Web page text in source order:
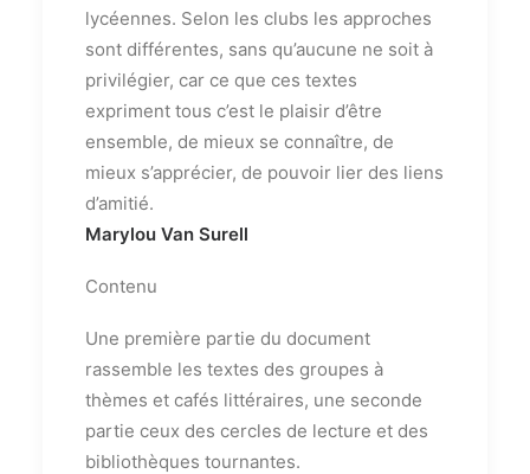
lycéennes. Selon les clubs les approches
sont différentes, sans qu’aucune ne soit à
privilégier, car ce que ces textes
expriment tous c’est le plaisir d’être
ensemble, de mieux se connaître, de
mieux s’apprécier, de pouvoir lier des liens
d’amitié.
Marylou Van Surell
Contenu
Une première partie du document
rassemble les textes des groupes à
thèmes et cafés littéraires, une seconde
partie ceux des cercles de lecture et des
bibliothèques tournantes.